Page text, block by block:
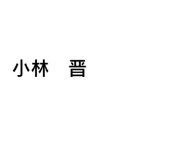
小林 晋